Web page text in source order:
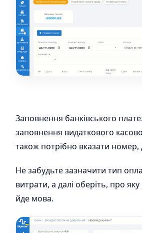
Заповнення банківського
заповнення видаткового
також потрібно вказати номер,
Не забудьте зазначити тип
витрати, а далі оберіть, про
йде мова.